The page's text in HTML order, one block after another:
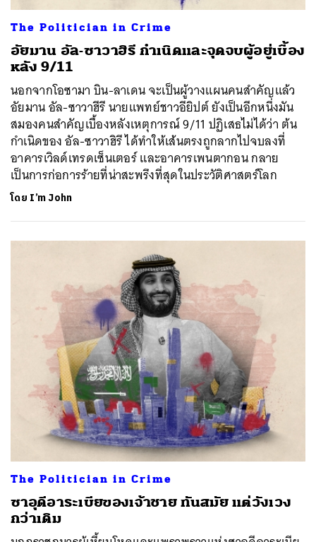
The Politician in Crime
อัยมาน อัล-ซาวาฮิรี กำเนิดและจุดจบผู้อยู่เบื้อง
หลัง 9/11
นอกจากโอซามา บิน-ลาเดน จะเป็นผู้วางแผนคนสำคัญแล้ว
อัยมาน อัล-ซาวาฮีรี นายแพทย์ชาวอียิปต์ ยังเป็นอีกหนึ่งมัน
สมองคนสำคัญเบื้องหลังเหตุการณ์ 9/11 ปฏิเสธไม่ได้ว่า ต้น
กำเนิดของ อัล-ซาวาฮิรี ได้ทำให้เส้นตรงถูกลากไปจบลงที่
อาคารเวิลด์เทรดเซ็นเตอร์ และอาคารเพนตากอน กลาย
เป็นการก่อการร้ายที่น่าสะพรึงที่สุดในประวัติศาสตร์โลก
โดย I’m John
The Politician in Crime
ซาอุดีอาระเบียของเจ้าชาย ทันสมัย แต่วังเวง
กว่าเดิม